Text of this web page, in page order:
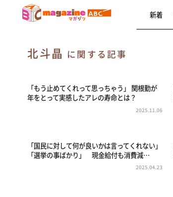
新着
北斗晶 に関する記事
「もう止めてくれって思っちゃう」 関根勤が
年をとって実感したアレの寿命とは？
2025.11.06
「国民に対して何が良いかは言ってくれない」
「選挙の事ばかり」 現金給付も消費減…
2025.04.23